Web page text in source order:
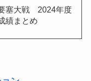
要塞大戦 2024年度
績まとめ